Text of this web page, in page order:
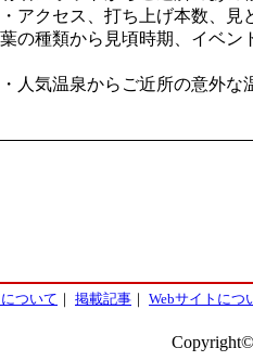
・アクセス、打ち上げ本数、
葉の種類から見頃時期、イベ
・人気温泉からご近所の意外
ついて ｜ 掲載記事 ｜ Webサイトにつ